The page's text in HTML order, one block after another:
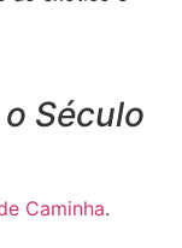
Século
Caminha.